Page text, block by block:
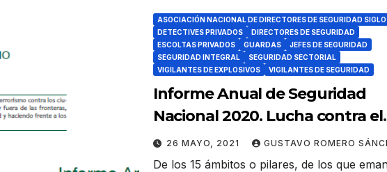
ASOCIACIÓN NACIONAL DE DIRECTORES DE SEGURIDAD SIGLO
DETECTIVES PRIVADOS
DIRECTORES DE SEGURIDAD
ESCOLTAS PRIVADOS
GUARDAS
JEFES DE SEGURIDAD
SEGURIDAD INTEGRAL
SEGURIDAD SECTORIAL
VIGILANTES DE EXPLOSIVOS
VIGILANTES DE SEGURIDAD
Informe Anual de Seguridad
Nacional 2020. Lucha contra el
terrorismo.
26 MAYO, 2021 GUSTAVO ROMERO
De los 15 ámbitos o pilares, de los que